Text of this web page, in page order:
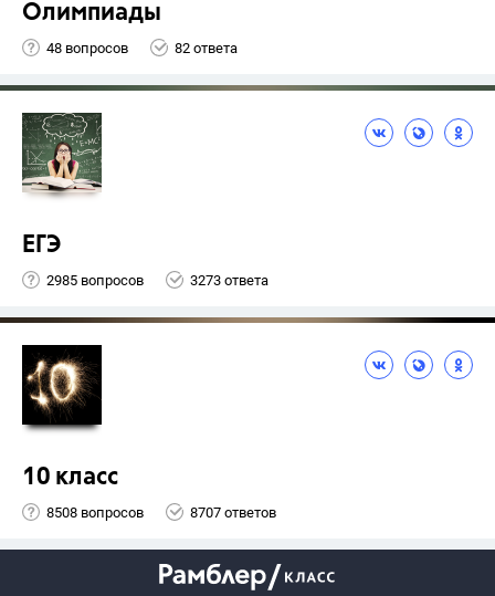
Олимпиады
48 вопросов 82 ответа
ЕГЭ
2985 вопросов 3273 ответа
10 класс
8508 вопросов 8707 ответов